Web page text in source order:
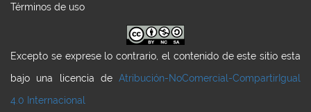
Términos de uso
Excepto se exprese lo contrario, el contenido de este sitio esta
bajo una licencia de Atribución-NoComercial-CompartirIgual
4.0 Internacional